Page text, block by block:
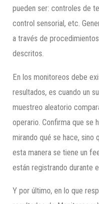
pueden ser: controles de
control sensorial, etc.
a través de
descritos.
En los monitoreos debe
resultados, es cuando un
muestreo aleatorio
operario. Confirma que se
mirando qué se hace, sino
esta manera se tiene un
están registrando durante
Y por último, en lo que